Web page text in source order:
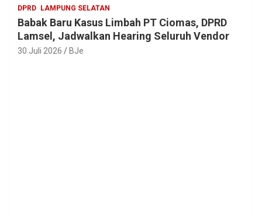
DPRD LAMPUNG SELATAN
Babak Baru Kasus Limbah PT Ciomas, DPRD
Lamsel, Jadwalkan Hearing Seluruh Vendor
30 Juli 2026 BJe